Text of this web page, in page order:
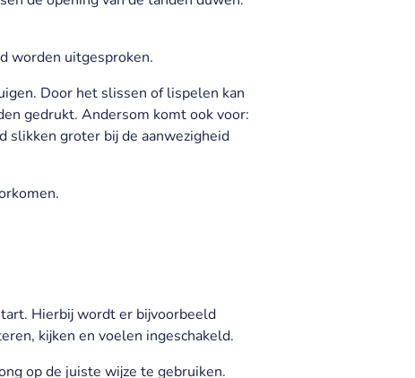
worden uitgesproken.
Door het slissen of lispelen kan
gedrukt. Andersom komt ook voor:
slikken groter bij de aanwezigheid
Hierbij wordt er bijvoorbeeld
kijken en voelen ingeschakeld.
op de juiste wijze te gebruiken.